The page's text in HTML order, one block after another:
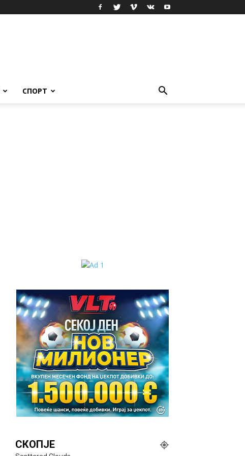
СПОРТ
СКОПЈЕ